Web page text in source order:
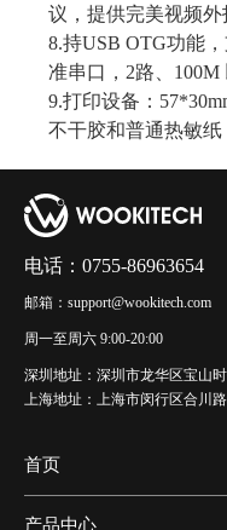
议，提供完美视频外
8.持USB OTG功能
准串口，2路、100M
9.打印设备：
不干胶和普通热敏纸
电话：0755-86963654
邮箱：support@wookitech.com
周一至周六 9:00-20:00
深圳地址：深圳市龙华区宝山
上海地址：上海市闵行区合川
首页
产品中心